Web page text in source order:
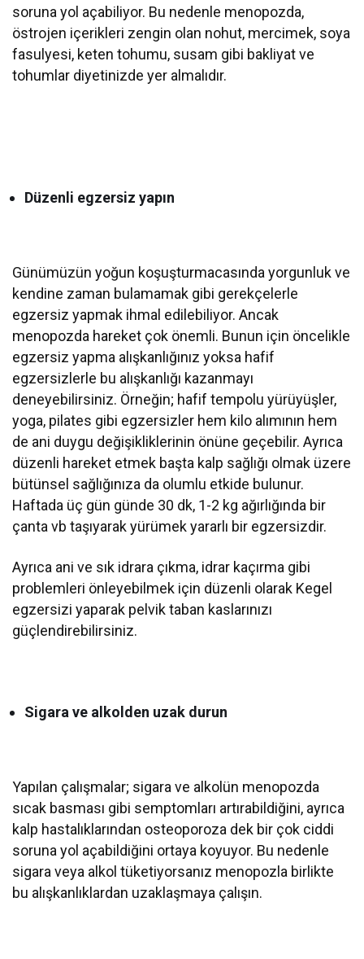
soruna yol açabiliyor. Bu nedenle menopozda,
östrojen içerikleri zengin olan nohut, mercimek, soya
fasulyesi, keten tohumu, susam gibi bakliyat ve
tohumlar diyetinizde yer almalıdır.
Düzenli egzersiz yapın
Günümüzün yoğun koşuşturmacasında yorgunluk ve
kendine zaman bulamamak gibi gerekçelerle
egzersiz yapmak ihmal edilebiliyor. Ancak
menopozda hareket çok önemli. Bunun için öncelikle
egzersiz yapma alışkanlığınız yoksa hafif
egzersizlerle bu alışkanlığı kazanmayı
deneyebilirsiniz. Örneğin; hafif tempolu yürüyüşler,
yoga, pilates gibi egzersizler hem kilo alımının hem
de ani duygu değişikliklerinin önüne geçebilir. Ayrıca
düzenli hareket etmek başta kalp sağlığı olmak üzere
bütünsel sağlığınıza da olumlu etkide bulunur.
Haftada üç gün günde 30 dk, 1-2 kg ağırlığında bir
çanta vb taşıyarak yürümek yararlı bir egzersizdir.
Ayrıca ani ve sık idrara çıkma, idrar kaçırma gibi
problemleri önleyebilmek için düzenli olarak Kegel
egzersizi yaparak pelvik taban kaslarınızı
güçlendirebilirsiniz.
Sigara ve alkolden uzak durun
Yapılan çalışmalar; sigara ve alkolün menopozda
sıcak basması gibi semptomları artırabildiğini, ayrıca
kalp hastalıklarından osteoporoza dek bir çok ciddi
soruna yol açabildiğini ortaya koyuyor. Bu nedenle
sigara veya alkol tüketiyorsanız menopozla birlikte
bu alışkanlıklardan uzaklaşmaya çalışın.